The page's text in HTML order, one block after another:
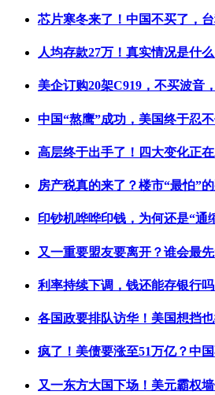
芯片寒冬来了！中国不买了，台
人均存款27万！真实情况是什
美企订购20架C919，不买波音
中国“熬鹰”成功，美国终于忍不
高层终于出手了！四大变化正
房产税真的来了？楼市“最怕”
印钞机哗哗印钱，为何还是“通
又一重要盟友要离开？谁会最
利率持续下调，钱还能存银行吗
各国政要排队访华！美国想挡
疯了！美债要涨至51万亿？中
又一东方大国下场！美元霸权